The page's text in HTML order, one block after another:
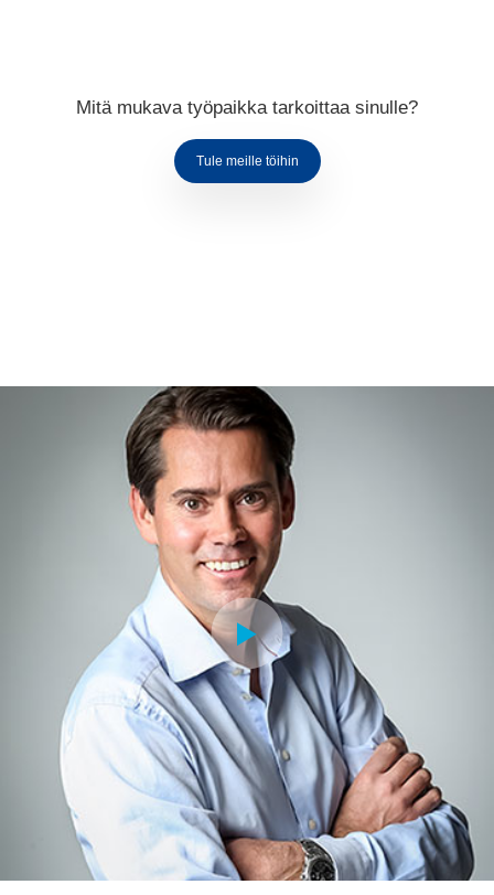
Mitä mukava työpaikka tarkoittaa sinulle?
Tule meille töihin